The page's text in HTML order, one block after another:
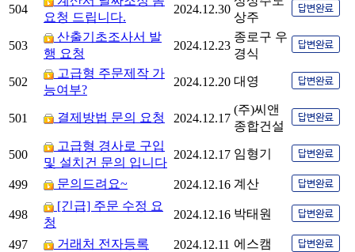
504
요청 드립니다.
2024.12.30
상주
503
산출기초조사서 발
행 요청
2024.12.23
종로구 우
경식
502
고급형 주문제작 가
능여부?
2024.12.20 대영
501 결제방법 문의 요청 2024.12.17
(주)씨앤
종합건설
500
고급형 경사로 구입
및 설치건 문의 입니다
2024.12.17 임형기
499 문의드려요~ 2024.12.16 계산
498
[긴급] 주문 수정 요
청
2024.12.16 박태원
497 거래처 전자등록 2024.12.11 에스캠